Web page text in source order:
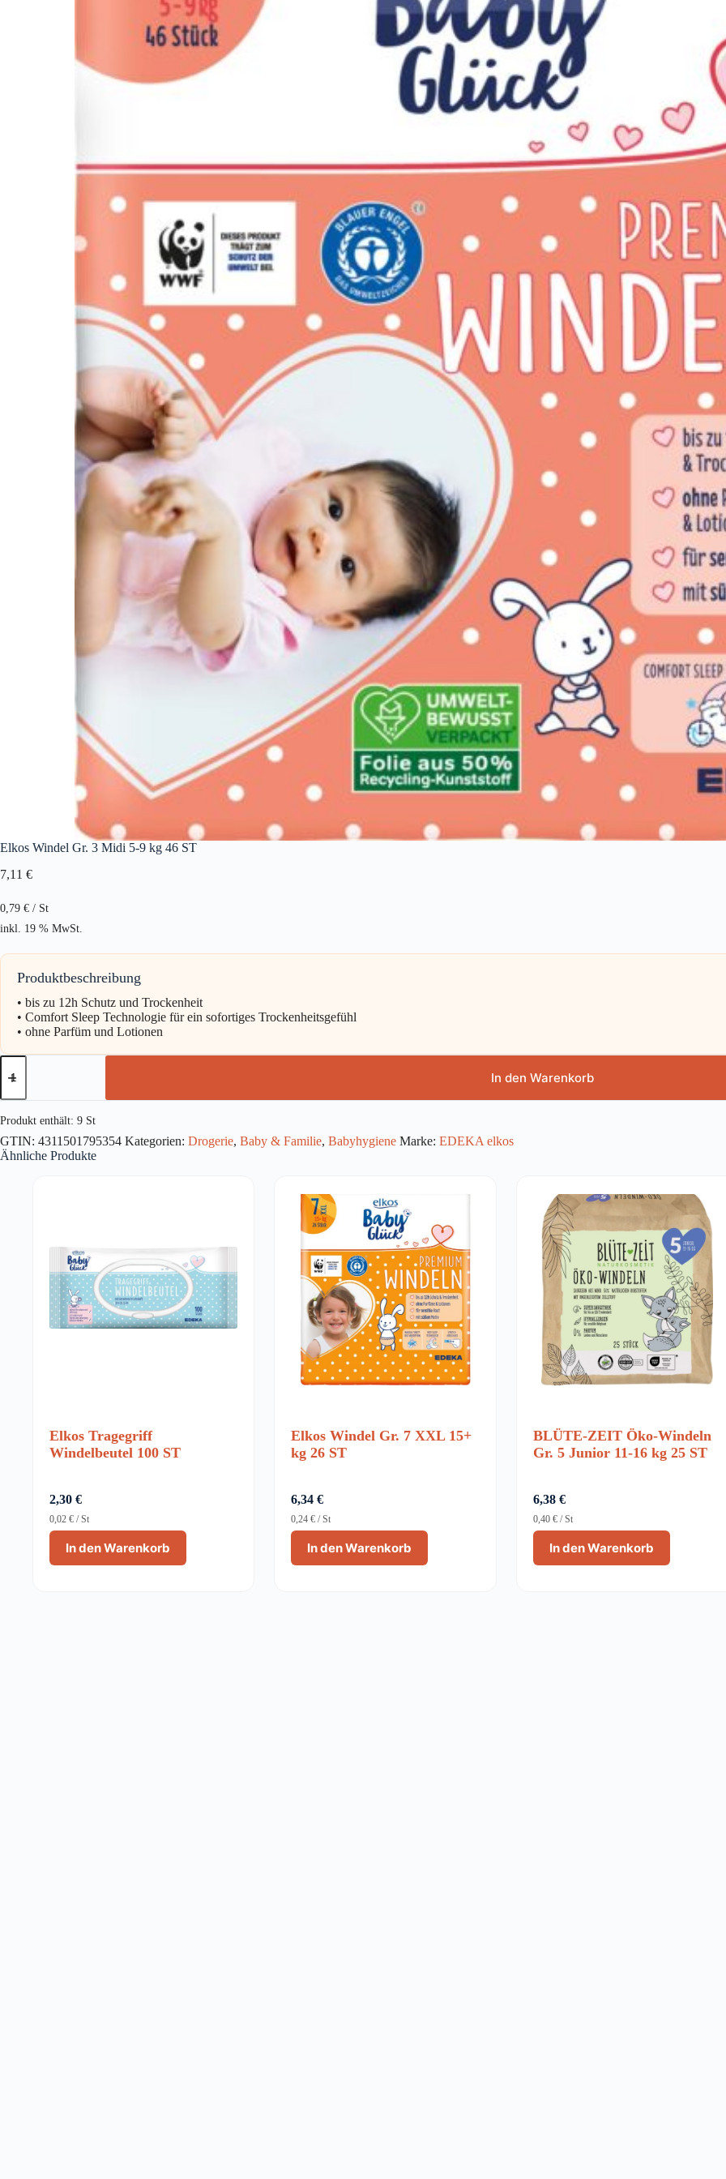
Elkos Windel Gr. 3 Midi 5-9 kg 46 ST
7,11 €
0,79 € / St
inkl. 19 % MwSt.
Produktbeschreibung
• bis zu 12h Schutz und Trockenheit
• Comfort Sleep Technologie für ein sofortiges Trockenheitsgefühl
• ohne Parfüm und Lotionen
Elkos
Windel
3
Midi
9
kg
In den Warenkorb
Produkt enthält: 9 St
GTIN: 4311501795354 Kategorien: Drogerie, Baby & Familie, Babyhygiene Marke: EDEKA elkos
Ähnliche Produkte
Elkos Tragegriff
Windelbeutel 100 ST
2,30 €
In den Warenkorb
0,02 € /St
Elkos Windel Gr. 7 XXL 15+
kg 26 ST
6,34€
In den Warenkorb
0,24€ /St
BLÜTE-ZEIT Öko-Windeln
Gr. 5 Junior 11-16 kg 25 ST
6,38 €
In den Warenkorb
0,40 €/St